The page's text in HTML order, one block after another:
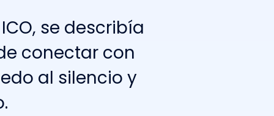
ICO, se describía
e conectar con
edo al silencio y
.